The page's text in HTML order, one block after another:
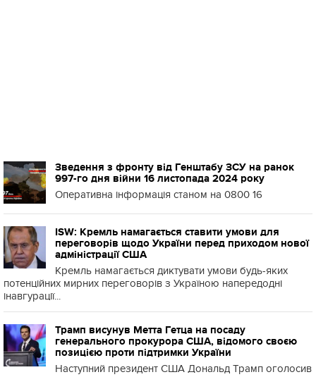
Зведення з фронту від Генштабу ЗСУ на ранок
997-го дня війни 16 листопада 2024 року
Оперативна інформація станом на 0800 16
ISW: Кремль намагається ставити умови для
переговорів щодо України перед приходом нової
адміністрації США
Кремль намагається диктувати умови будь-яких
потенційних мирних переговорів з Україною напередодні
інавгурації...
Трамп висунув Метта Гетца на посаду
генерального прокурора США, відомого своєю
позицією проти підтримки України
Наступний президент США Дональд Трамп оголосив